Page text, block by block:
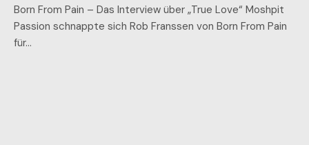
Born From Pain – Das Interview über „True Love“ Moshpit
Passion schnappte sich Rob Franssen von Born From Pain
für…